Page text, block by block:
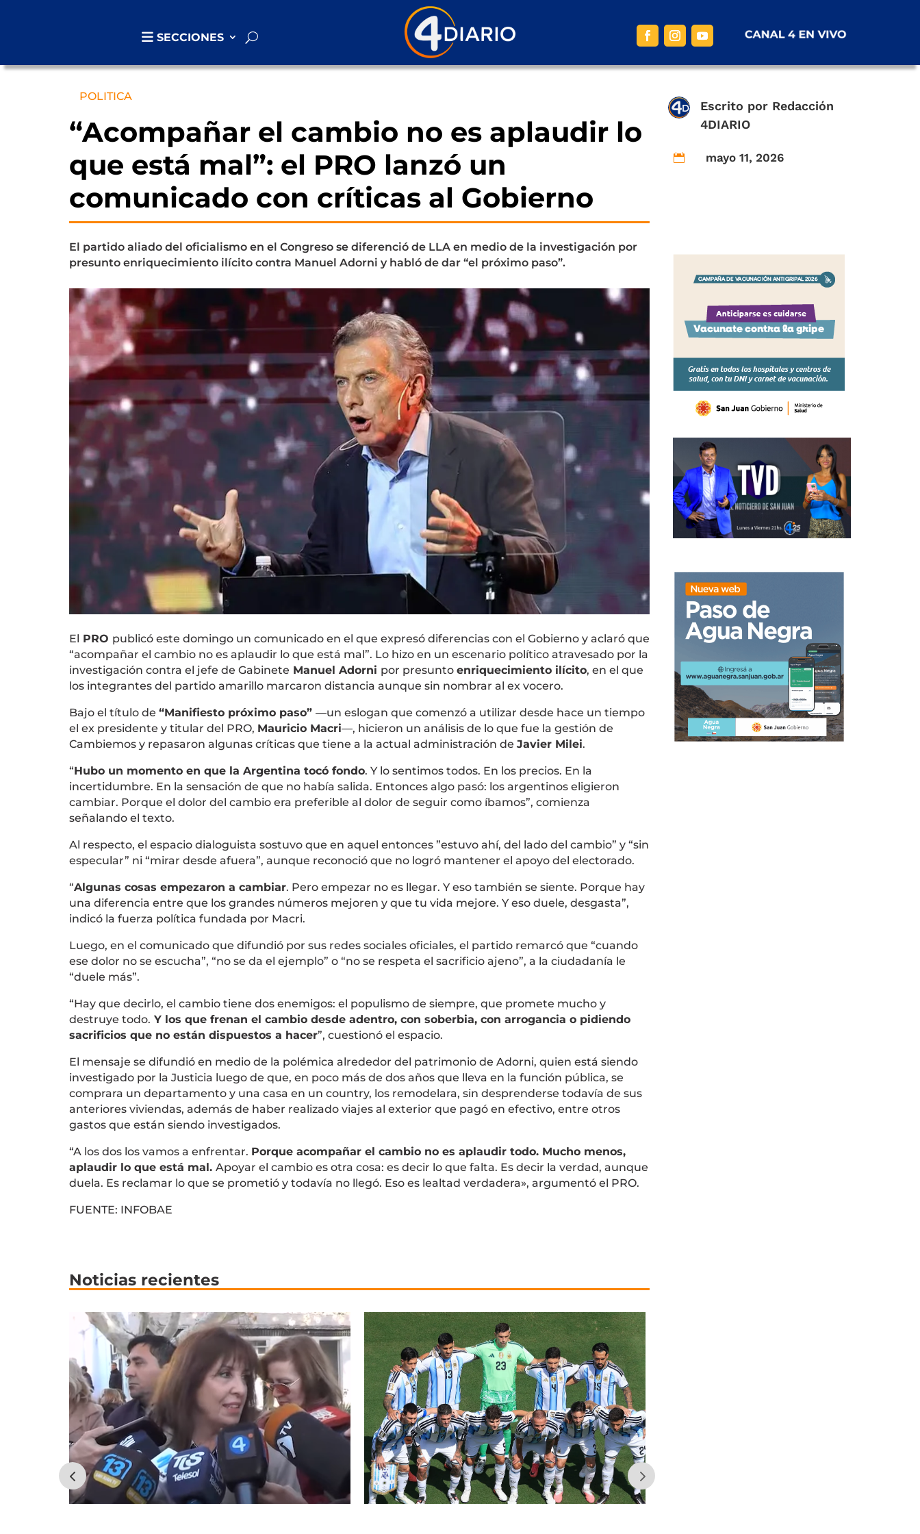
SECCIONES
POLITICA
“Acompañar el cambio no es aplaudir lo
que está mal”: el PRO lanzó un
comunicado con críticas al Gobierno
Escrito por Redacción
4DIARIO
 mayo 11, 2026
El partido aliado del oficialismo en el Congreso se diferenció de LLA en medio de la investigación por
presunto enriquecimiento ilícito contra Manuel Adorni y habló de dar “el próximo paso”.
El PRO publicó este domingo un comunicado en el que expresó diferencias con el Gobierno y aclaró que
“acompañar el cambio no es aplaudir lo que está mal”. Lo hizo en un escenario político atravesado por la
investigación contra el jefe de Gabinete Manuel Adorni por presunto enriquecimiento ilícito, en el que
los integrantes del partido amarillo marcaron distancia aunque sin nombrar al ex vocero.
Bajo el título de “Manifiesto próximo paso” —un eslogan que comenzó a utilizar desde hace un tiempo
el ex presidente y titular del PRO, Mauricio Macri—, hicieron un análisis de lo que fue la gestión de
Cambiemos y repasaron algunas críticas que tiene a la actual administración de Javier Milei.
“Hubo un momento en que la Argentina tocó fondo. Y lo sentimos todos. En los precios. En la
incertidumbre. En la sensación de que no había salida. Entonces algo pasó: los argentinos eligieron
cambiar. Porque el dolor del cambio era preferible al dolor de seguir como íbamos”, comienza
señalando el texto.
Al respecto, el espacio dialoguista sostuvo que en aquel entonces ”estuvo ahí, del lado del cambio” y “sin
especular” ni “mirar desde afuera”, aunque reconoció que no logró mantener el apoyo del electorado.
“Algunas cosas empezaron a cambiar. Pero empezar no es llegar. Y eso también se siente. Porque hay
una diferencia entre que los grandes números mejoren y que tu vida mejore. Y eso duele, desgasta”,
indicó la fuerza política fundada por Macri.
Luego, en el comunicado que difundió por sus redes sociales oficiales, el partido remarcó que “cuando
ese dolor no se escucha”, “no se da el ejemplo” o “no se respeta el sacrificio ajeno”, a la ciudadanía le
“duele más”.
“Hay que decirlo, el cambio tiene dos enemigos: el populismo de siempre, que promete mucho y
destruye todo. Y los que frenan el cambio desde adentro, con soberbia, con arrogancia o pidiendo
sacrificios que no están dispuestos a hacer”, cuestionó el espacio.
El mensaje se difundió en medio de la polémica alrededor del patrimonio de Adorni, quien está siendo
investigado por la Justicia luego de que, en poco más de dos años que lleva en la función pública, se
comprara un departamento y una casa en un country, los remodelara, sin desprenderse todavía de sus
anteriores viviendas, además de haber realizado viajes al exterior que pagó en efectivo, entre otros
gastos que están siendo investigados.
“A los dos los vamos a enfrentar. Porque acompañar el cambio no es aplaudir todo. Mucho menos,
aplaudir lo que está mal. Apoyar el cambio es otra cosa: es decir lo que falta. Es decir la verdad, aunque
duela. Es reclamar lo que se prometió y todavía no llegó. Eso es lealtad verdadera», argumentó el PRO.
FUENTE: INFOBAE
Noticias recientes